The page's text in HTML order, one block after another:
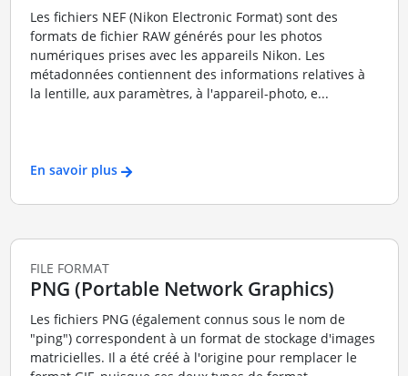
Les fichiers NEF (Nikon Electronic Format) sont des
formats de fichier RAW générés pour les photos
numériques prises avec les appareils Nikon. Les
métadonnées contiennent des informations relatives à
la lentille, aux paramètres, à l'appareil-photo, e...
En savoir plus
FILE FORMAT
PNG (Portable Network Graphics)
Les fichiers PNG (également connus sous le nom de
"ping") correspondent à un format de stockage d'images
matricielles. Il a été créé à l'origine pour remplacer le